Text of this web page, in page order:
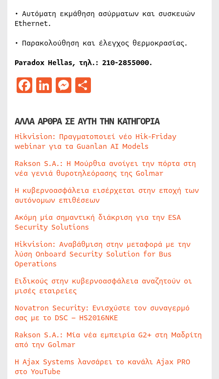
• Αυτόματη εκμάθηση ασύρματων και συσκευών
Ethernet.
• Παρακολούθηση και έλεγχος θερμοκρασίας.
Paradox Hellas, τηλ.: 210-2855000.
Facebook
LinkedIn
Messenger
ΑΛΛΑ ΑΡΘΡΑ ΣΕ ΑΥΤΗ ΤΗΝ ΚΑΤΗΓΟΡΙΑ
Hikvision: Πραγματοποιεί νέο Hik-Friday
webinar για τα Guanlan AI Models
Rakson S.A.: Η Μούρθια ανοίγει την πόρτα στη
νέα γενιά θυροτηλεόρασης της Golmar
Η κυβερνοασφάλεια εισέρχεται στην εποχή των
αυτόνομων επιθέσεων
Ακόμη μία σημαντική διάκριση για την ESA
Security Solutions
Hikvision: Αναβάθμιση στην μεταφορά με την
λύση Onboard Security Solution for Bus
Operations
Ειδικούς στην κυβερνοασφάλεια αναζητούν οι
μισές εταιρείες
Novatron Security: Ενισχύστε τον συναγερμό
σας με το DSC – HS2016NKE
Rakson S.A.: Μία νέα εμπειρία G2+ στη Μαδρίτη
από την Golmar
Η Ajax Systems λανσάρει το κανάλι Ajax PRO
στο YouTube